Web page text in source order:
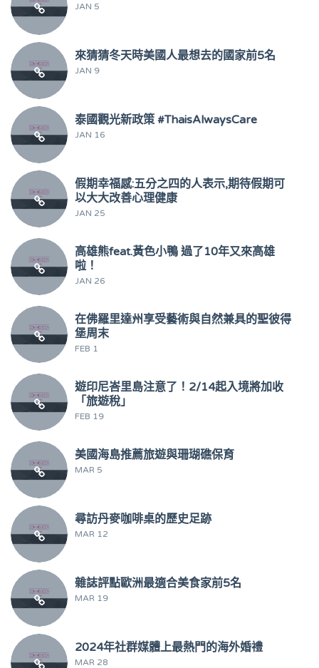
JAN 5
來猜猜冬天時美國人最想去的國家前5名
JAN 9
泰國觀光新政策 #ThaisAlwaysCare
JAN 16
假期幸福感:五分之四的人表示,期待假期可
以大大改善心理健康
JAN 25
高雄熊feat.黃色小鴨 過了10年又來高雄
啦！
JAN 26
在佛羅里達州享受藝術與自然兼具的聖彼得
堡周末
FEB 1
遊印尼峇里島注意了！2/14起入境將加收
「旅遊稅」
FEB 19
美國海島推薦旅遊與珊瑚礁保育
MAR 5
尋訪丹麥咖啡桌的歷史足跡
MAR 12
雜誌評點歐洲最適合美食家前5名
MAR 19
2024年社群媒體上最熱門的海外婚禮
MAR 28